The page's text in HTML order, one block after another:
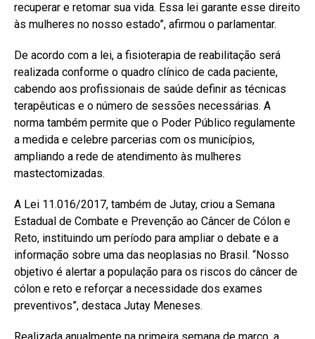
recuperar e retomar sua vida. Essa lei garante esse direito
às mulheres no nosso estado”, afirmou o parlamentar.
De acordo com a lei, a fisioterapia de reabilitação será
realizada conforme o quadro clínico de cada paciente,
cabendo aos profissionais de saúde definir as técnicas
terapêuticas e o número de sessões necessárias. A
norma também permite que o Poder Público regulamente
a medida e celebre parcerias com os municípios,
ampliando a rede de atendimento às mulheres
mastectomizadas.
A Lei 11.016/2017, também de Jutay, criou a Semana
Estadual de Combate e Prevenção ao Câncer de Cólon e
Reto, instituindo um período para ampliar o debate e a
informação sobre uma das neoplasias no Brasil. “Nosso
objetivo é alertar a população para os riscos do câncer de
cólon e reto e reforçar a necessidade dos exames
preventivos”, destaca Jutay Meneses.